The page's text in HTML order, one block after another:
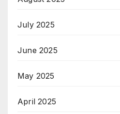
July 2025
June 2025
May 2025
April 2025